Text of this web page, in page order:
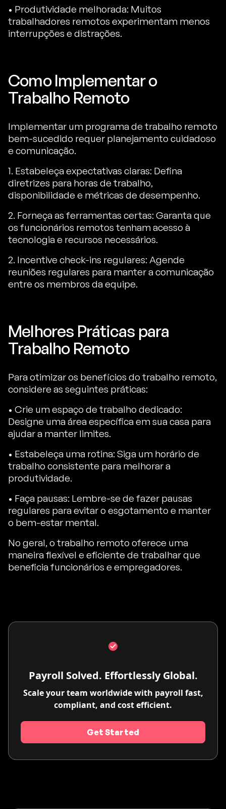
• Produtividade melhorada: Muitos
trabalhadores remotos experimentam menos
interrupções e distrações.
Como Implementar o
Trabalho Remoto
Implementar um programa de trabalho remoto
bem-sucedido requer planejamento cuidadoso
e comunicação.
1. Estabeleça expectativas claras: Defina
diretrizes para horas de trabalho,
disponibilidade e métricas de desempenho.
2. Forneça as ferramentas certas: Garanta que
os funcionários remotos tenham acesso à
tecnologia e recursos necessários.
2. Incentive check-ins regulares: Agende
reuniões regulares para manter a comunicação
entre os membros da equipe.
Melhores Práticas para
Trabalho Remoto
Para otimizar os benefícios do trabalho remoto,
considere as seguintes práticas:
• Crie um espaço de trabalho dedicado:
Designe uma área específica em sua casa para
ajudar a manter limites.
• Estabeleça uma rotina: Siga um horário de
trabalho consistente para melhorar a
produtividade.
• Faça pausas: Lembre-se de fazer pausas
regulares para evitar o esgotamento e manter
o bem-estar mental.
No geral, o trabalho remoto oferece uma
maneira flexível e eficiente de trabalhar que
beneficia funcionários e empregadores.
Payroll Solved. Effortlessly Global.
Scale your team worldwide with payroll fast,
compliant, and cost efficient.
Get Started